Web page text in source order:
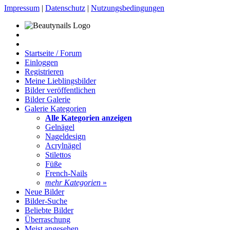
Impressum | Datenschutz | Nutzungsbedingungen
Startseite / Forum
Einloggen
Registrieren
Meine Lieblingsbilder
Bilder veröffentlichen
Bilder Galerie
Galerie Kategorien
Alle Kategorien anzeigen
Gelnägel
Nageldesign
Acrylnägel
Stilettos
Füße
French-Nails
mehr Kategorien »
Neue Bilder
Bilder-Suche
Beliebte Bilder
Überraschung